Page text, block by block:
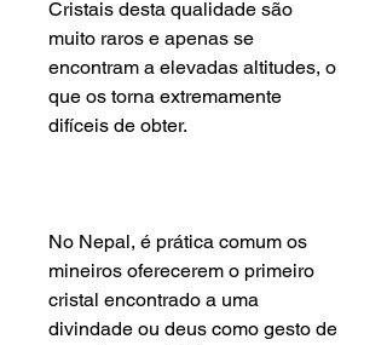
Cristais desta qualidade são
muito raros e apenas se
encontram a elevadas altitudes, o
que os torna extremamente
difíceis de obter.
No Nepal, é prática comum os
mineiros oferecerem o primeiro
cristal encontrado a uma
divindade ou deus como gesto de